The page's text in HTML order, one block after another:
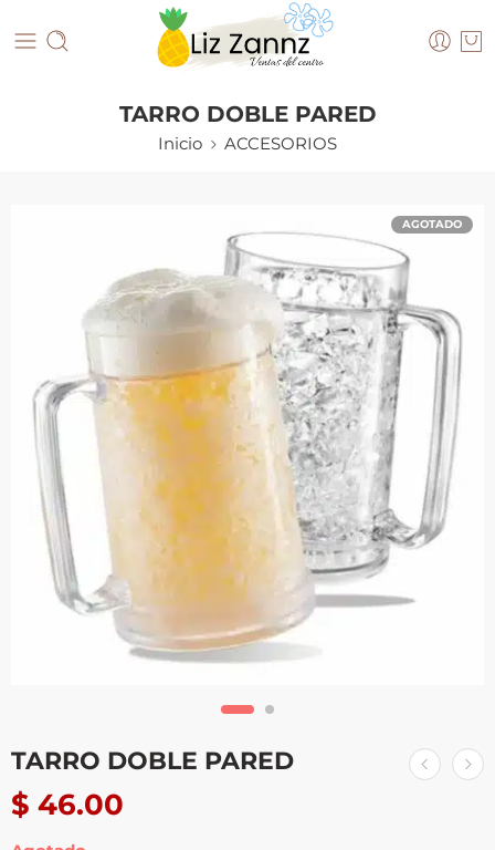
TARRO DOBLE PARED
Inicio ACCESORIOS
AGOTADO
TARRO DOBLE PARED
$ 46.00